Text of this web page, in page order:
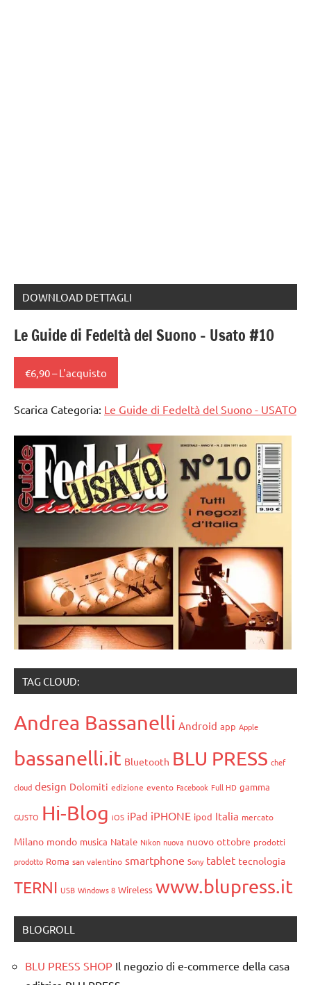
DOWNLOAD DETTAGLI
Le Guide di Fedeltà del Suono – Usato #10
€6,90 – L'acquisto
Scarica Categoria: Le Guide di Fedeltà del Suono - USATO
TAG CLOUD:
Andrea Bassanelli Android app Apple
bassanelli.it Bluetooth BLU PRESS chef
cloud design Dolomiti edizione evento Facebook Full HD gamma
GUSTO Hi-Blog iOS iPad iPHONE ipod Italia mercato
Milano mondo musica Natale Nikon nuova nuovo ottobre prodotti
prodotto Roma san valentino smartphone Sony tablet tecnologia
TERNI USB Windows 8 Wireless www.blupress.it
BLOGROLL
BLU PRESS SHOP Il negozio di e-commerce della casa